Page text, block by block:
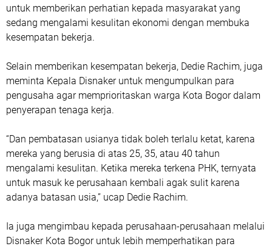
untuk memberikan perhatian kepada masyarakat yang
sedang mengalami kesulitan ekonomi dengan membuka
kesempatan bekerja.
Selain memberikan kesempatan bekerja, Dedie Rachim, juga
meminta Kepala Disnaker untuk mengumpulkan para
pengusaha agar memprioritaskan warga Kota Bogor dalam
penyerapan tenaga kerja.
“Dan pembatasan usianya tidak boleh terlalu ketat, karena
mereka yang berusia di atas 25, 35, atau 40 tahun
mengalami kesulitan. Ketika mereka terkena PHK, ternyata
untuk masuk ke perusahaan kembali agak sulit karena
adanya batasan usia,” ucap Dedie Rachim.
Ia juga mengimbau kepada perusahaan-perusahaan melalui
Disnaker Kota Bogor untuk lebih memperhatikan para